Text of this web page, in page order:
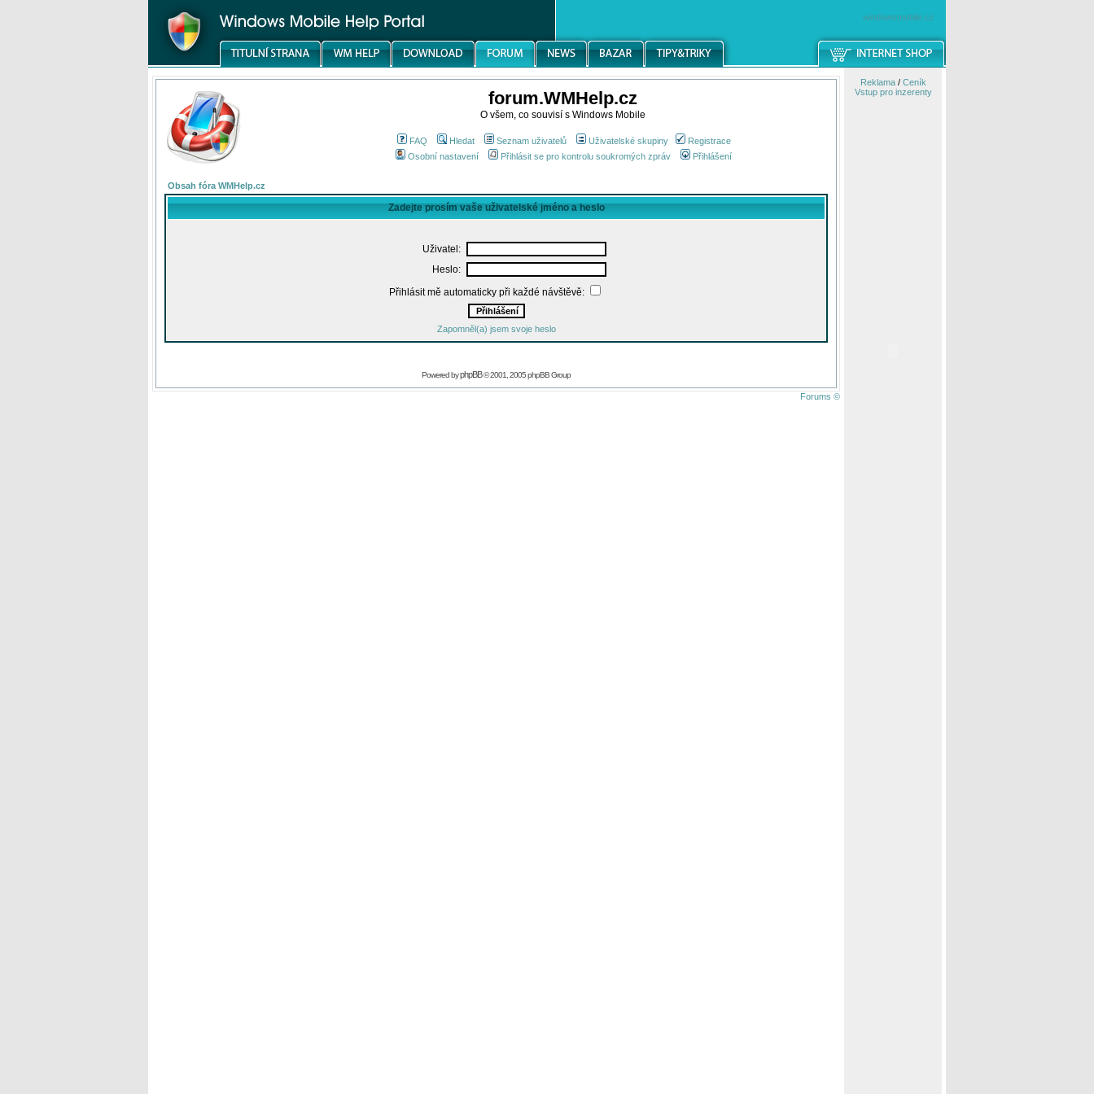
windowsmobile.cz
forum.WMHelp.cz
O všem, co souvisí s Windows Mobile
FAQ Hledat Seznam uživatelů Uživatelské skupiny
Registrace
Osobní nastavení
Přihlásit se pro kontrolu soukromých zpráv Přihlášení
Obsah fóra WMHelp.cz
Zadejte prosím vaše uživatelské jméno a heslo
Uživatel:
Heslo:
Přihlásit mě automaticky při každé návštěvě:
Zapomněl(a) jsem svoje heslo
Powered byphpBB© 2001, 2005 phpBB Group
Forums ©
Reklama/ Ceník
Vstup pro inzerenty